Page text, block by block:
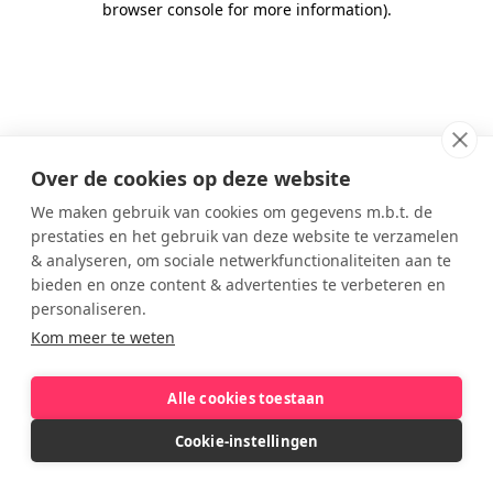
Over de cookies op deze website
We maken gebruik van cookies om gegevens m.b.t. de
prestaties en het gebruik van deze website te verzamelen
& analyseren, om sociale netwerkfunctionaliteiten aan te
bieden en onze content & advertenties te verbeteren en
personaliseren.
Kom meer te weten
Alle cookies toestaan
Cookie-instellingen
browser console for more information).